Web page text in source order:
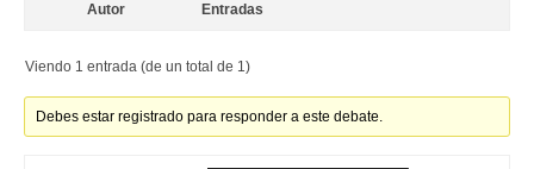
Autor Entradas
Viendo 1 entrada (de un total de 1)
Debes estar registrado para responder a este debate.